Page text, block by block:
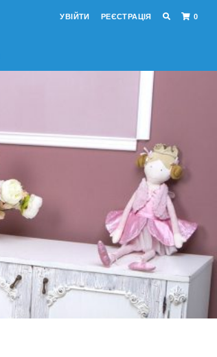
УВІЙТИ РЕЄСТРАЦІЯ 0